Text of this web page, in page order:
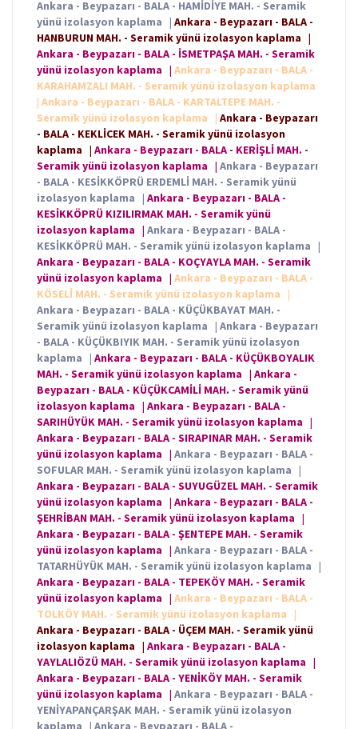
Ankara - Beypazarı - BALA - HAMİDİYE MAH. - Seramik
yünü izolasyon kaplama | Ankara - Beypazarı - BALA -
HANBURUN MAH. - Seramik yünü izolasyon kaplama |
Ankara - Beypazarı - BALA - İSMETPAŞA MAH. - Seramik
yünü izolasyon kaplama | Ankara - Beypazarı - BALA -
KARAHAMZALI MAH. - Seramik yünü izolasyon kaplama
| Ankara - Beypazarı - BALA - KARTALTEPE MAH. -
Seramik yünü izolasyon kaplama
| Ankara - Beypazarı
- BALA - KEKLİCEK MAH. - Seramik yünü izolasyon
kaplama | Ankara - Beypazarı - BALA - KERİŞLİ MAH. -
Seramik yünü izolasyon kaplama | Ankara - Beypazarı
- BALA - KESİKKÖPRÜ ERDEMLİ MAH. - Seramik yünü
izolasyon kaplama | Ankara - Beypazarı - BALA -
KESİKKÖPRÜ KIZILIRMAK MAH. - Seramik yünü
izolasyon kaplama | Ankara - Beypazarı - BALA -
KESİKKÖPRÜ MAH. - Seramik yünü izolasyon kaplama |
Ankara - Beypazarı - BALA - KOÇYAYLA MAH. - Seramik
yünü izolasyon kaplama | Ankara - Beypazarı - BALA -
KÖSELİ MAH. - Seramik yünü izolasyon kaplama
|
Ankara - Beypazarı - BALA - KÜÇÜKBAYAT MAH. -
Seramik yünü izolasyon kaplama | Ankara - Beypazarı
- BALA - KÜÇÜKBIYIK MAH. - Seramik yünü izolasyon
kaplama | Ankara - Beypazarı - BALA - KÜÇÜKBOYALIK
MAH. - Seramik yünü izolasyon kaplama | Ankara -
Beypazarı - BALA - KÜÇÜKCAMİLİ MAH. - Seramik yünü
izolasyon kaplama | Ankara - Beypazarı - BALA -
SARIHÜYÜK MAH. - Seramik yünü izolasyon kaplama |
Ankara - Beypazarı - BALA - SIRAPINAR MAH. - Seramik
yünü izolasyon kaplama | Ankara - Beypazarı - BALA -
SOFULAR MAH. - Seramik yünü izolasyon kaplama |
Ankara - Beypazarı - BALA - SUYUGÜZEL MAH. - Seramik
yünü izolasyon kaplama | Ankara - Beypazarı - BALA -
ŞEHRİBAN MAH. - Seramik yünü izolasyon kaplama |
Ankara - Beypazarı - BALA - ŞENTEPE MAH. - Seramik
yünü izolasyon kaplama | Ankara - Beypazarı - BALA -
TATARHÜYÜK MAH. - Seramik yünü izolasyon kaplama |
Ankara - Beypazarı - BALA - TEPEKÖY MAH. - Seramik
yünü izolasyon kaplama | Ankara - Beypazarı - BALA -
TOLKÖY MAH. - Seramik yünü izolasyon kaplama
|
Ankara - Beypazarı - BALA - ÜÇEM MAH. - Seramik yünü
izolasyon kaplama | Ankara - Beypazarı - BALA -
YAYLALIÖZÜ MAH. - Seramik yünü izolasyon kaplama |
Ankara - Beypazarı - BALA - YENİKÖY MAH. - Seramik
yünü izolasyon kaplama | Ankara - Beypazarı - BALA -
YENİYAPANÇARŞAK MAH. - Seramik yünü izolasyon
kaplama | Ankara - Beypazarı - BALA -